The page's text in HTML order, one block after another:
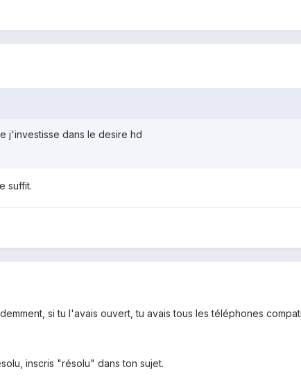
j'investisse dans le desire hd
suffit.
si tu l'avais ouvert, tu avais tous les téléphones
inscris "résolu" dans ton sujet.